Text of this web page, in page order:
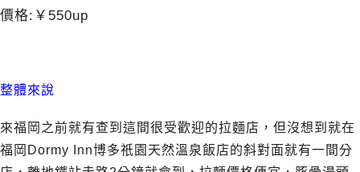
價格: ￥ 550up
整體來說
來福岡之前就有查到這間很受歡迎的拉麵店，但沒想到就在
福岡Dormy Inn博多祇園天然溫泉飯店的斜對面就有一間分